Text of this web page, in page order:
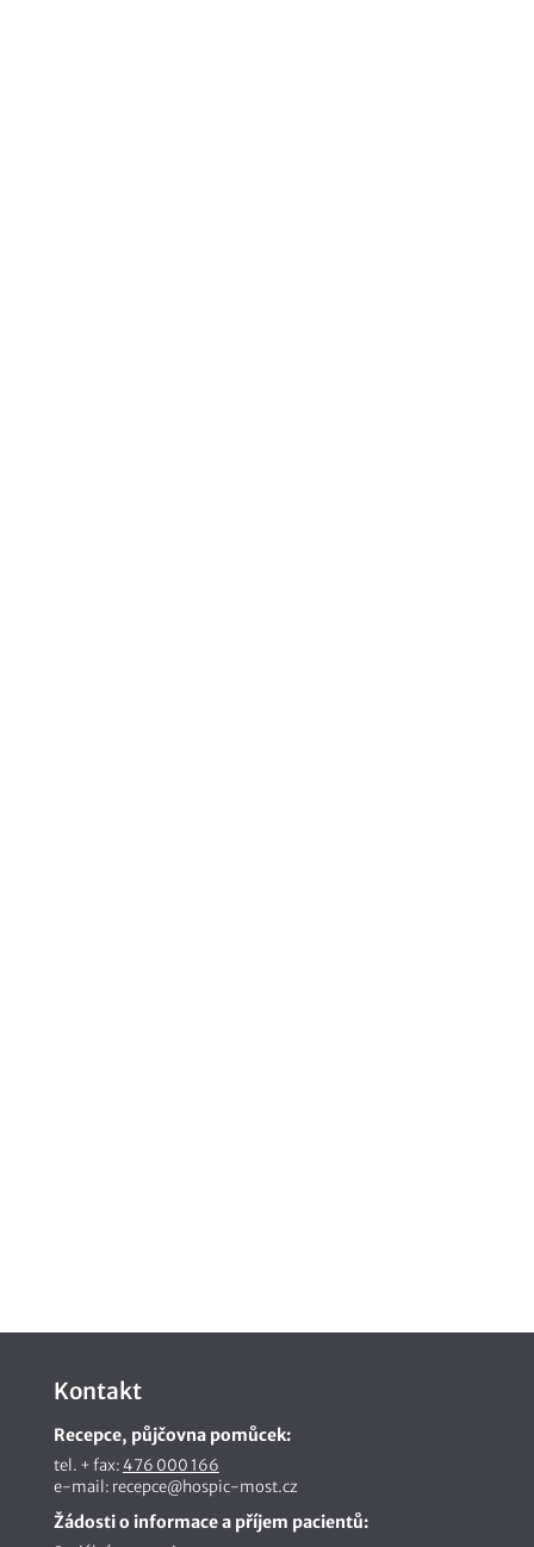
Kontakt
Recepce, půjčovna pomůcek:
tel. + fax:476 000 166
e-mail: recepce@hospic-most.cz
Žádosti o informace a příjem pacientů: